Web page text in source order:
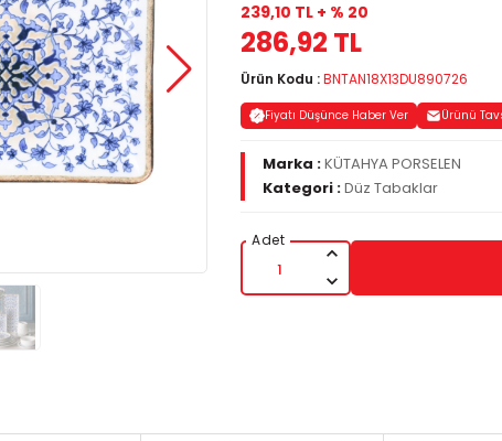
239,10 TL + % 20
286,92 TL
Ürün Kodu :BNTAN18X13DU890726
Fiyatı Düşünce Haber Ver Ürünü
Marka :KÜTAHYA PORSELEN
Kategori :Düz Tabaklar